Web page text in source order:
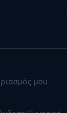
μου